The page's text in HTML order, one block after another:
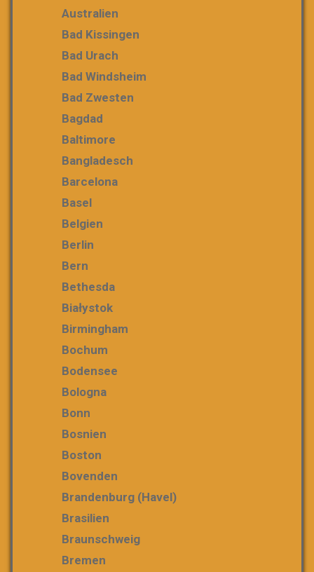
Australien
Bad Kissingen
Bad Urach
Bad Windsheim
Bad Zwesten
Bagdad
Baltimore
Bangladesch
Barcelona
Basel
Belgien
Berlin
Bern
Bethesda
Białystok
Birmingham
Bochum
Bodensee
Bologna
Bonn
Bosnien
Boston
Bovenden
Brandenburg (Havel)
Brasilien
Braunschweig
Bremen